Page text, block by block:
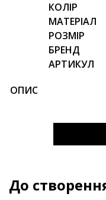
КОЛІР
МАТЕРІАЛ
РОЗМІР
БРЕНД
АРТИКУЛ
ОПИС
До